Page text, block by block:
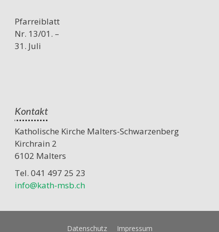
Pfarreiblatt
Nr. 13/01. –
31. Juli
Kontakt
Katholische Kirche Malters-Schwarzenberg
Kirchrain 2
6102 Malters
Tel. 041 497 25 23
info@kath-msb.ch
Datenschutz Impressum